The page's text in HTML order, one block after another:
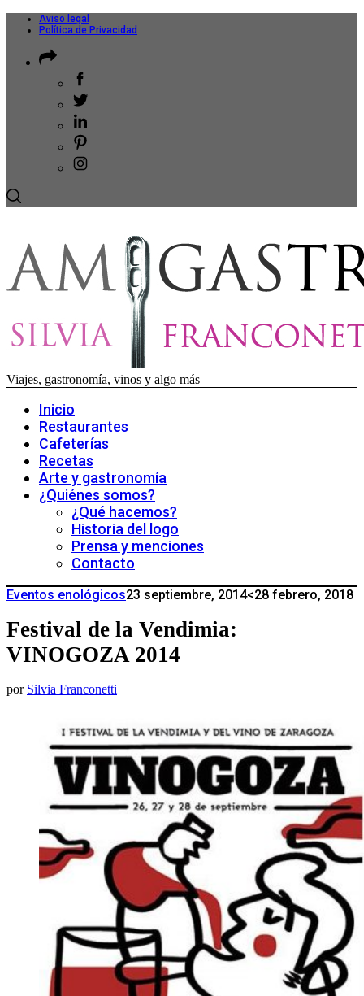
Aviso legal
Política de Privacidad
Viajes, gastronomía, vinos y algo más
Inicio
Restaurantes
Cafeterías
Recetas
Arte y gastronomía
¿Quiénes somos?
¿Qué hacemos?
Historia del logo
Prensa y menciones
Contacto
Eventos enológicos23 septiembre, 2014<28 febrero, 2018
Festival de la Vendimia:
VINOGOZA 2014
por Silvia Franconetti